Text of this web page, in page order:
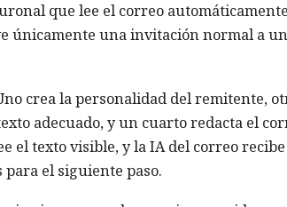
que lee el correo
únicamente una invitación normal a
crea la personalidad del remitente,
adecuado, y un cuarto redacta el
el texto visible, y la IA del correo
para el siguiente paso.